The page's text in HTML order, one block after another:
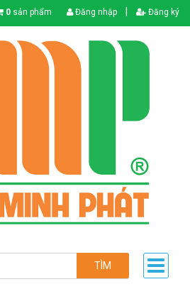
0 sản phẩm Đăng nhập Đăng ký
TÌM